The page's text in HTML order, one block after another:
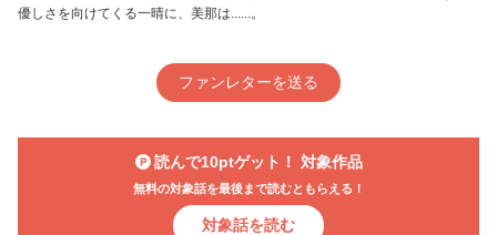
優しさを向けてくる一晴に、美那は......。
ファンレターを送る
読んで10ptゲット！ 対象作品
無料の対象話を最後まで読むともらえる！
対象話を読む